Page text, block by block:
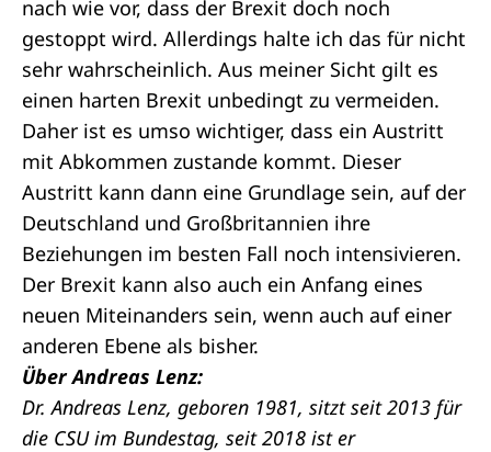
nach wie vor, dass der Brexit doch noch
gestoppt wird. Allerdings halte ich das für nicht
sehr wahrscheinlich. Aus meiner Sicht gilt es
einen harten Brexit unbedingt zu vermeiden.
Daher ist es umso wichtiger, dass ein Austritt
mit Abkommen zustande kommt. Dieser
Austritt kann dann eine Grundlage sein, auf der
Deutschland und Großbritannien ihre
Beziehungen im besten Fall noch intensivieren.
Der Brexit kann also auch ein Anfang eines
neuen Miteinanders sein, wenn auch auf einer
anderen Ebene als bisher.
Über Andreas Lenz:
Dr. Andreas Lenz, geboren 1981, sitzt seit 2013 für
die CSU im Bundestag, seit 2018 ist er